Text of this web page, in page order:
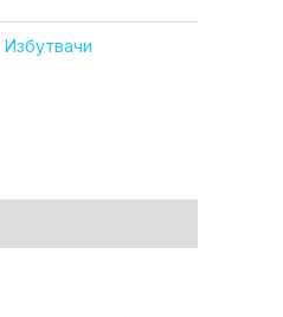
Избутвачи